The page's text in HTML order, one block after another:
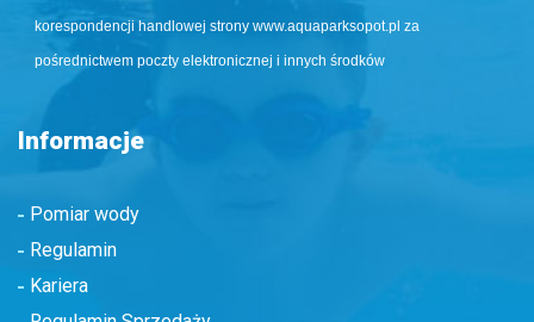
korespondencji handlowej strony www.aquaparksopot.pl za
pośrednictwem poczty elektronicznej i innych środków
Informacje
Pomiar wody
Regulamin
Kariera